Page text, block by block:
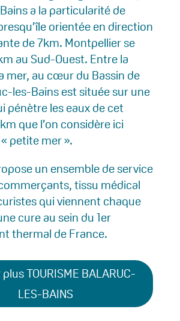
a la particularité de
orientée en direction
de 7km. Montpellier se
au Sud-Ouest. Entre la
mer, au cœur du Bassin de
les-Bains est située sur une
pénètre les eaux de cet
que l’on considère ici
petite mer ».
un ensemble de service
tissu médical
qui viennent chaque
cure au sein du 1er
thermal de France.
TOURISME BALARUC-
LES-BAINS